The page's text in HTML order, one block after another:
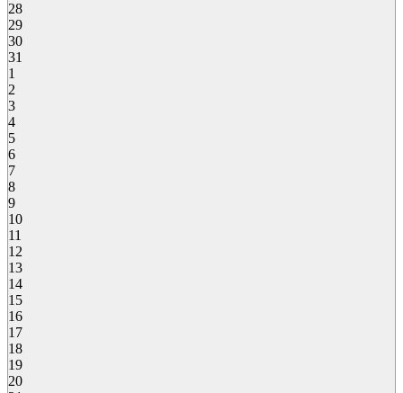
28
29
30
31
1
2
3
4
5
6
7
8
9
10
11
12
13
14
15
16
17
18
19
20